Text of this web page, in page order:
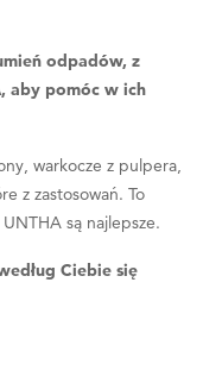
odpadów, z
aby pomóc w ich
warkocze z pulpera,
z zastosowań. To
są najlepsze.
Ciebie się